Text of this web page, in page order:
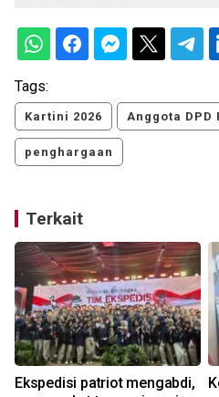
Tags:
Kartini 2026 Anggota DPD
penghargaan
Terkait
Ekspedisi patriot mengabdi,